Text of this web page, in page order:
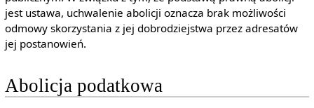
jest ustawa, uchwalenie abolicji oznacza brak możliwości
odmowy skorzystania z jej dobrodziejstwa przez adresatów
jej postanowień.
Abolicja podatkowa